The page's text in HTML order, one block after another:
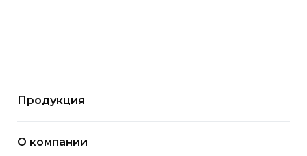
Продукция
О компании